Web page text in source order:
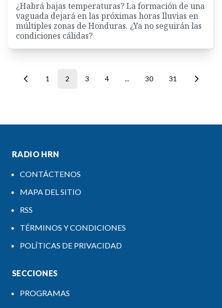
¿Habrá bajas temperaturas? La formación de una
vaguada dejará en las próximas horas lluvias en
múltiples zonas de Honduras. ¿Ya no seguirán las
condiciones cálidas?
1 2 3 4 ... 30 31
RADIO HRN
CONTÁCTENOS
MAPA DEL SITIO
RSS
TÉRMINOS Y CONDICIONES
POLÍTICAS DE PRIVACIDAD
SECCIONES
PROGRAMAS